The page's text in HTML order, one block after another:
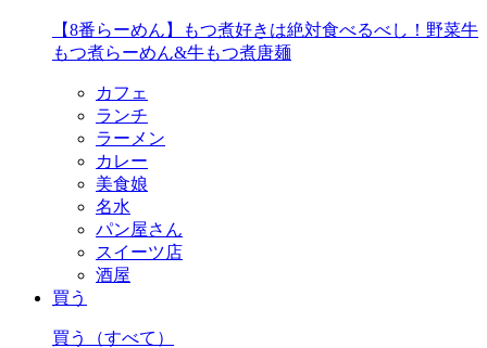
【8番らーめん】もつ煮好きは絶対食べるべし！野菜牛
もつ煮らーめん&牛もつ煮唐麺
カフェ
ランチ
ラーメン
カレー
美食娘
名水
パン屋さん
スイーツ店
酒屋
買う
買う （すべて）